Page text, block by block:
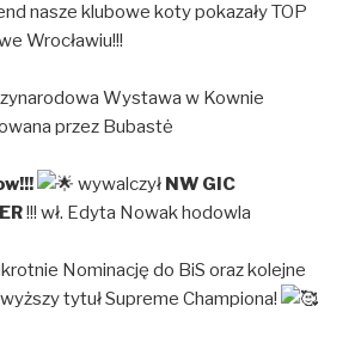
nasze klubowe koty pokazały TOP
Wrocławiu!!!
Wystawa w Kownie
przez Bubastė
wywalczył NW GIC
!!! wł. Edyta Nowak hodowla
Nominację do BiS oraz kolejne
tytuł Supreme Championa!